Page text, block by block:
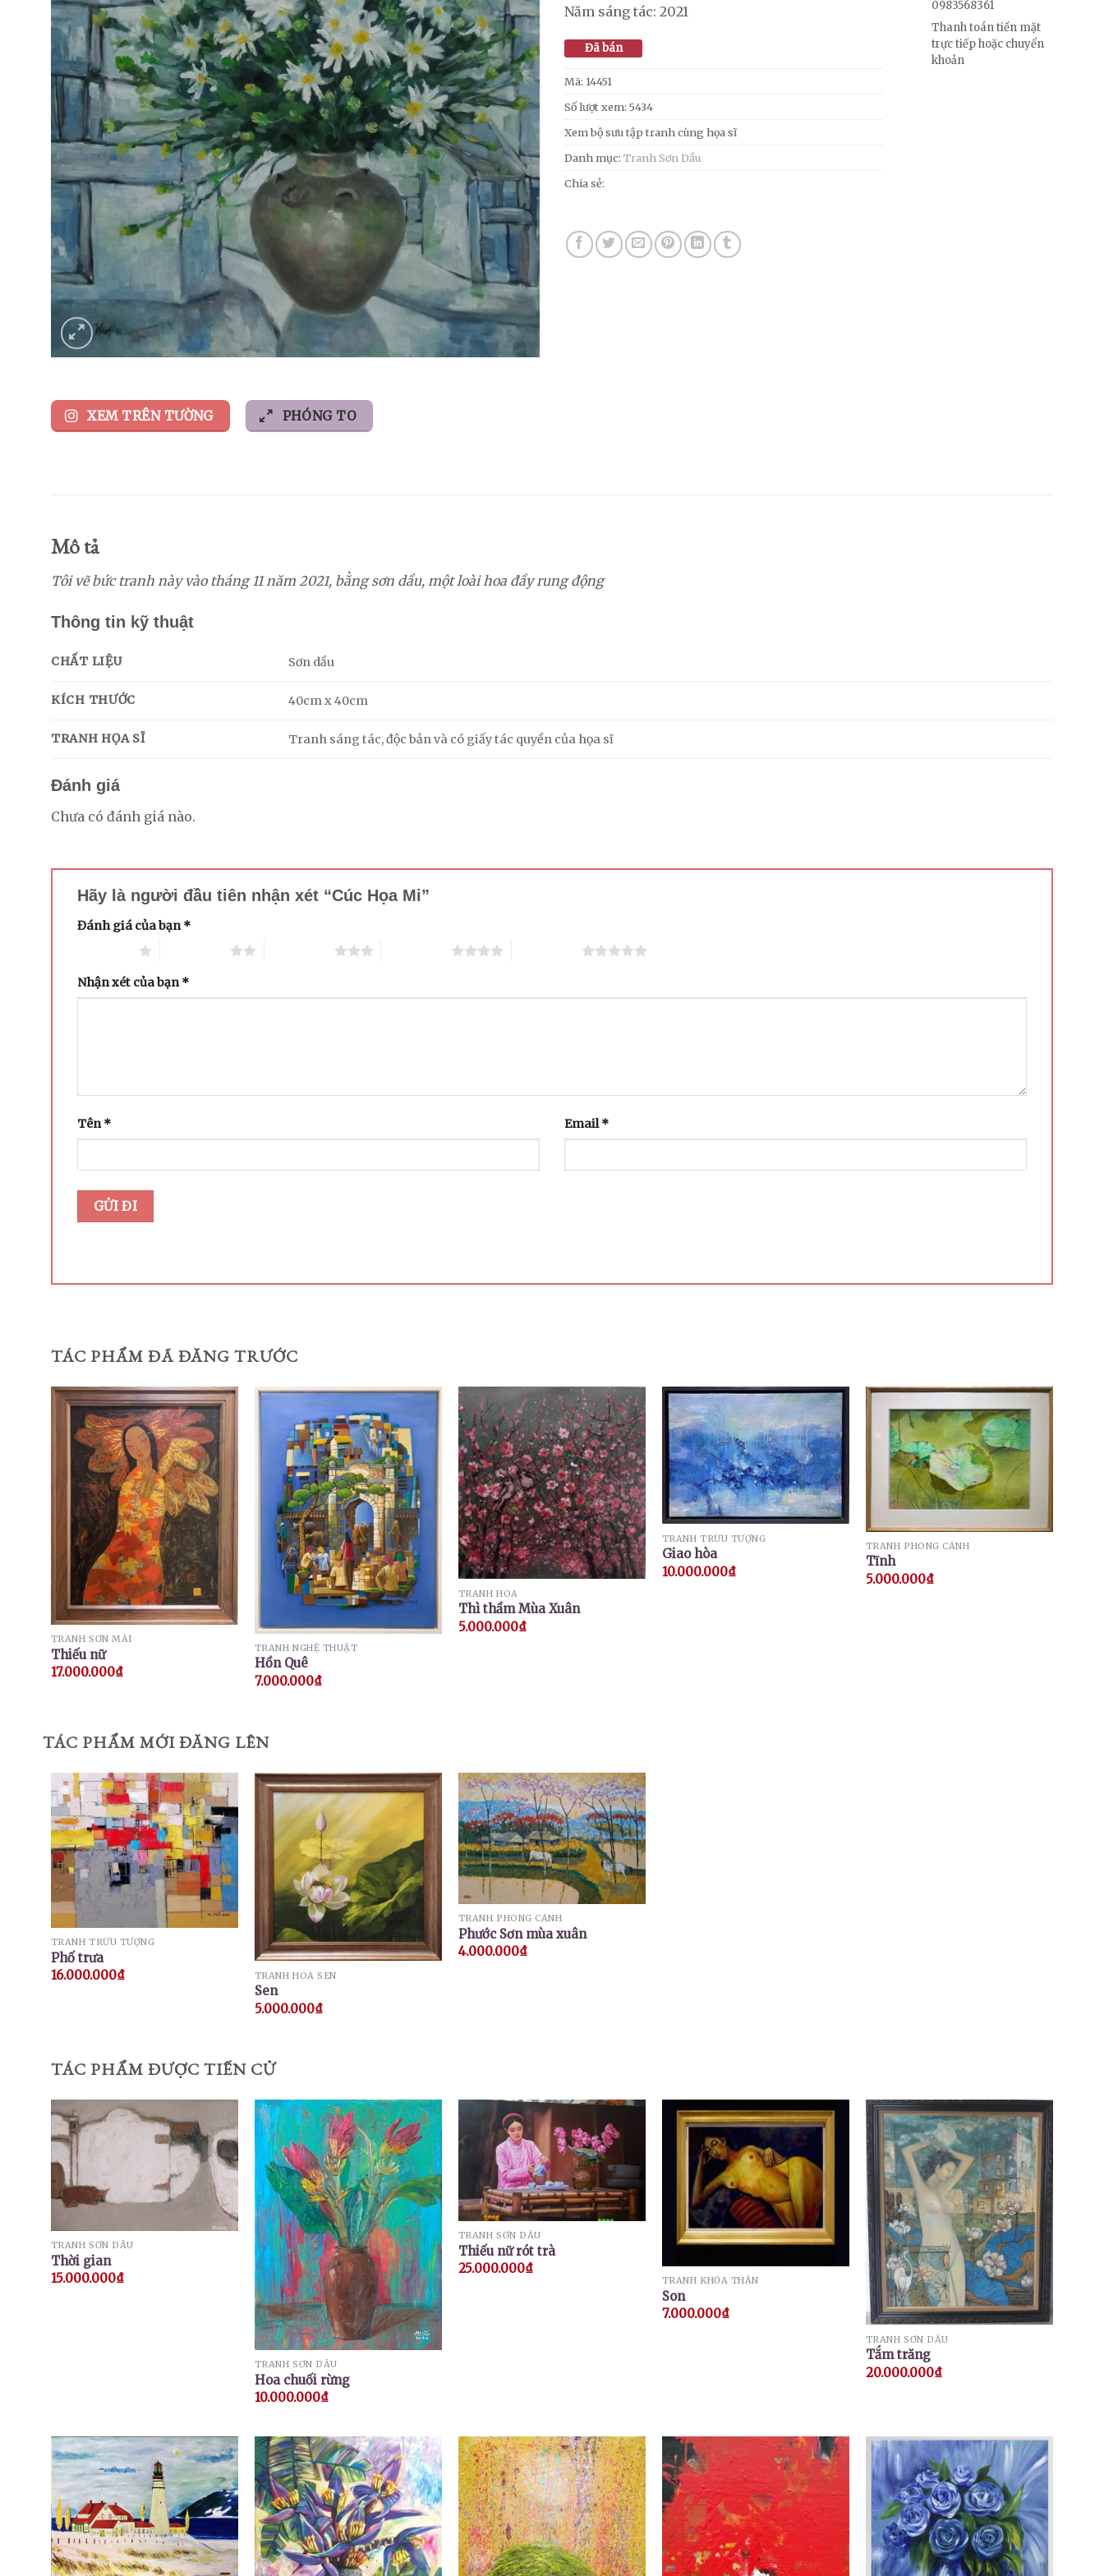
XEM TRÊN TƯỜNG PHÓNG TO
Năm sáng tác: 2021
Đã bán
Mã: 14451
Số lượt xem: 5434
Xem bộ sưu tập tranh cùng họa sĩ
Danh mục: Tranh Sơn Dầu
Chia sẻ:
0983568361
Thanh toán tiền mặt
trực tiếp hoặc chuyển
khoản
Mô tả
Tôi vẽ bức tranh này vào tháng 11 năm 2021, bằng sơn dầu, một loài hoa đầy rung động
Thông tin kỹ thuật
CHẤT LIỆU Sơn dầu
KÍCH THƯỚC 40cm x 40cm
TRANH HỌA SĨ Tranh sáng tác, độc bản và có giấy tác quyền của họa sĩ
Đánh giá
Chưa có đánh giá nào.
Hãy là người đầu tiên nhận xét “Cúc Họa Mi”
Đánh giá của bạn*
Nhận xét của bạn*
Tên* Email*
TÁC PHẨM ĐÃ ĐĂNG TRƯỚC
TRANH SƠN MÀI
Thiếu nữ
17.000.000₫
TRANH NGHỆ THUẬT
Hồn Quê
7.000.000₫
TRANH HOA
Thì thầm Mùa Xuân
5.000.000₫
TRANH TRỪU TƯỢNG
Giao hòa
10.000.000₫
TRANH PHONG CẢNH
Tĩnh
5.000.000₫
TÁC PHẨM MỚI ĐĂNG LÊN
TRANH TRỪU TƯỢNG
Phố trưa
16.000.000₫ TRANH HOA SEN
Sen
5.000.000₫
TRANH PHONG CẢNH
Phước Sơn mùa xuân
4.000.000₫
TÁC PHẨM ĐƯỢC TIẾN CỬ
TRANH SƠN DẦU
Thời gian
15.000.000₫
TRANH SƠN DẦU
Hoa chuối rừng
10.000.000₫
TRANH SƠN DẦU
Thiếu nữ rót trà
25.000.000₫
TRANH KHỎA THÂN
Son
7.000.000₫
TRANH SƠN DẦU
Tắm trăng
20.000.000₫